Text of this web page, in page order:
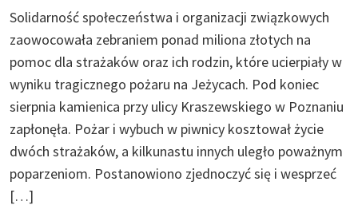
Solidarność społeczeństwa i organizacji związkowych
zaowocowała zebraniem ponad miliona złotych na
pomoc dla strażaków oraz ich rodzin, które ucierpiały w
wyniku tragicznego pożaru na Jeżycach. Pod koniec
sierpnia kamienica przy ulicy Kraszewskiego w Poznaniu
zapłonęła. Pożar i wybuch w piwnicy kosztował życie
dwóch strażaków, a kilkunastu innych uległo poważnym
poparzeniom. Postanowiono zjednoczyć się i wesprzeć
[…]